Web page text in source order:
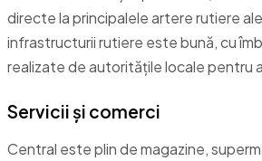
directe la principalele artere rutiere
infrastructurii rutiere este bună, cu
realizate de autoritățile locale pentru
Servicii și comerci
Central este plin de magazine,